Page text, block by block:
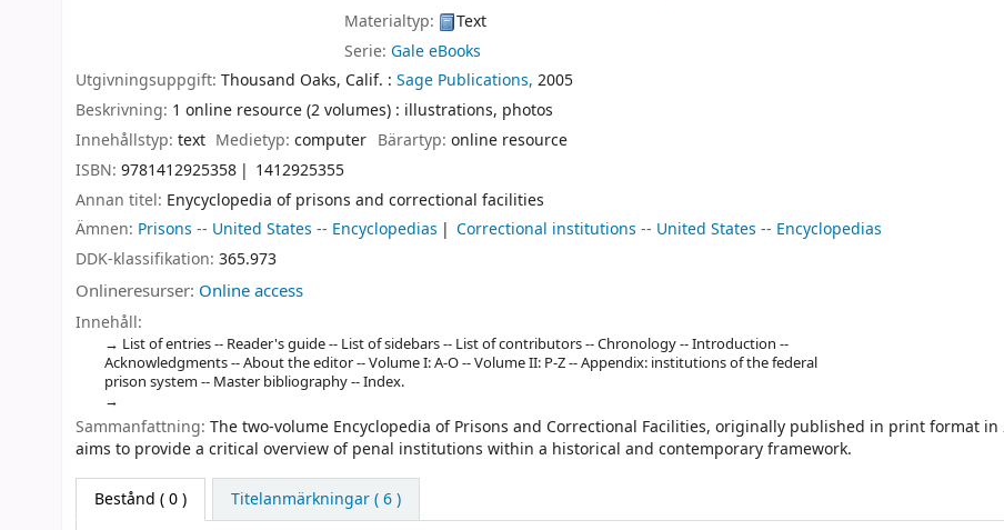
Materialtyp:
Text
Serie:Gale eBooks
Utgivningsuppgift: Thousand Oaks, Calif. : Sage Publications, 2005
Beskrivning: 1 online resource (2 volumes) : illustrations, photos
Innehållstyp: text Medietyp:computer Bärartyp: online resource
ISBN: 9781412925358
1412925355
Annan titel: Enycyclopedia of prisons and correctional facilities
Ämnen: Prisons -- United States -- Encyclopedias
Correctional institutions -- United States -- Encyclopedias
DDK-klassifikation: 365.973
Onlineresurser: Online access
Innehåll:
List of entries -- Reader's guide -- List of sidebars -- List of contributors -- Chronology -- Introduction --
Acknowledgments -- About the editor -- Volume I: A-O -- Volume II: P-Z -- Appendix: institutions of the federal
prison system -- Master bibliography -- Index.
Sammanfattning: The two-volume Encyclopedia of Prisons and Correctional Facilities, originally published in print format in
aims to provide a critical overview of penal institutions within a historical and contemporary framework.
Bestånd ( 0 ) Titelanmärkningar ( 6 )